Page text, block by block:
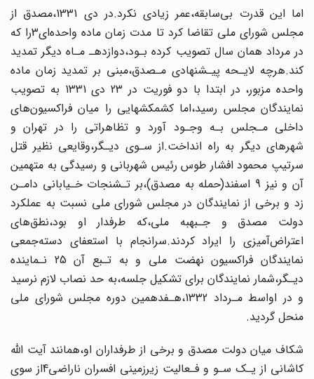
اما این قدرت بی‌سابقه،عمر زیادی نکرد.در دی‌ 1331‌،مصدق‌ از
مجلس شورای ملی‌ تقاضا کرد تا مدت‌ زمان‌ ماده واحده‌ای‌3را که
در مرداد همان سال تصویب کرده بـود،دوازدهـ‌ مـاه دیگر تمدید
کند.هرچه لایـحه پیـشنهادی‌ مـصدق‌،مبنی‌ بر تمدید زمان ماده
واحده مزبور، در ابتدا با دو‌ فوریت در 23 دی 1331 به تصویب
نمایندگان مجلس رسید،اما کشمکشهایی را میان فراکسیون‌های
داخلی مـجلس بـه‌ وجـود‌ آورد‌ و تظاهراتی را در تهران و
شهرهای دیگر به راه‌ انداخت.از سـوی‌ دیـگر‌،وقایعی نظیر قتل
سرتیپ محمود افشار طوس رئیس شهربانی و رسیدگی به متهمین
آن و نیز 9 اسفند(حمله‌ به‌ مصدق‌)،بر تـشنجات خـیابانی دامـن
زد و برخی‌ از نمایندگان در مجلس شورای ملی‌ نسبت‌ به‌ عملکرد
دولت مصدق و جـبهبه ملی،که طرفدار او بود،نطق‌های
اعتراض‌آمیزی را ایراد کردند‌.سرانجام‌ با‌ استعفای دسته‌جمعی
نمایندگان‌ فراکسیون نهضت ملی و به تـبع آن 25 نـماینده
دیـگر،شمار نمایندگان‌ برای‌ تشکیل جلسه،به حد نصاب لازم نرسید
و در اواسط مـرداد 1332،هـفدهمین دوره‌ مجلس‌ شورای‌ ملی
منحل‌ گردید.
شکاف میان دولت مصدق و برخی از طرفداران او،همانند آیت اللّه‌
کاشانی‌ از یـک سـو و فـعالیت زیرزمینی افسران ناراضی‌4از سوی